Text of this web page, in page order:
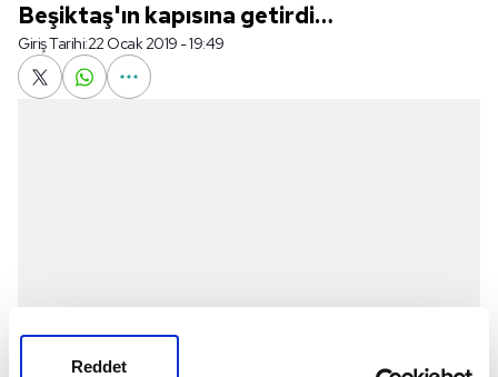
Reddet
Beşiktaş'ın kapısına getirdi…
Giriş Tarihi:22 Ocak 2019 - 19:49